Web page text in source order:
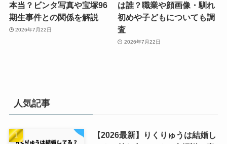
本当？ビンタ写真や宝塚96
期生事件との関係を解説
2026年7月22日
は誰？職業や顔画像・馴れ
初めや子どもについても調
査
2026年7月22日
人気記事
【2026最新】りくりゅうは結婚し